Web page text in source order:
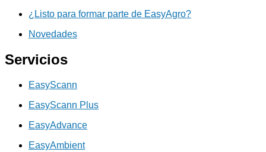
¿Listo para formar parte de EasyAgro?
Novedades
Servicios
EasyScann
EasyScann Plus
EasyAdvance
EasyAmbient